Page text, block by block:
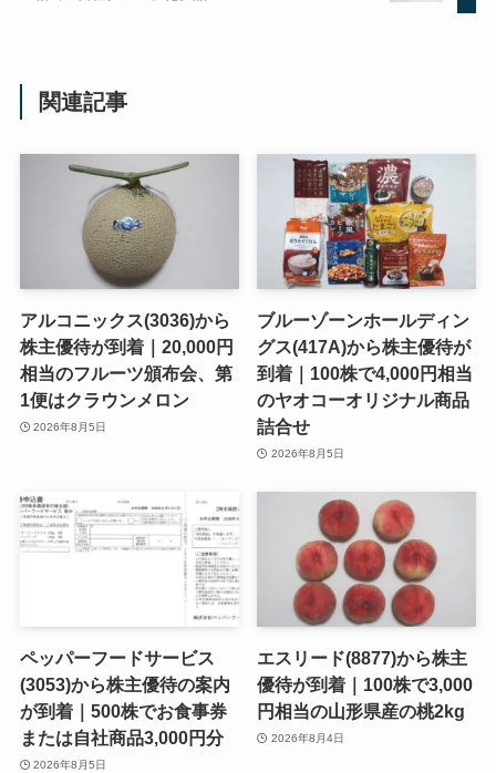
関連記事
アルコニックス(3036)から
株主優待が到着｜20,000円
相当のフルーツ頒布会、第
1便はクラウンメロン
2026年8月5日
ブルーゾーンホールディン
グス(417A)から株主優待が
到着｜100株で4,000円相当
のヤオコーオリジナル商品
詰合せ
2026年8月5日
ペッパーフードサービス
(3053)から株主優待の案内
が到着｜500株でお食事券
または自社商品3,000円分
2026年8月5日
エスリード(8877)から株主
優待が到着｜100株で3,000
円相当の山形県産の桃2kg
2026年8月4日